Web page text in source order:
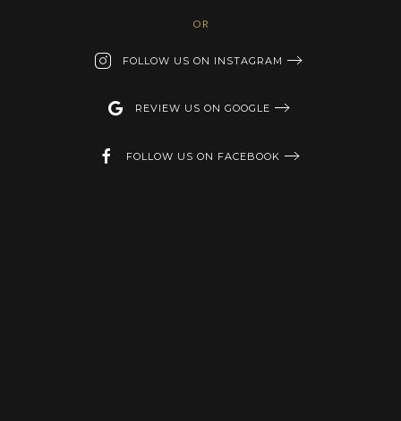
OR
FOLLOW US ON INSTAGRAM
REVIEW US ON GOOGLE
FOLLOW US ON FACEBOOK